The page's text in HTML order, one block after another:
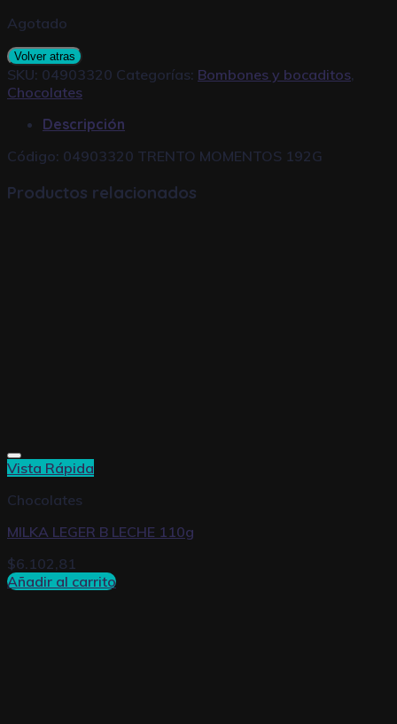
Agotado
Volver atras
SKU: 04903320 Categorías: Bombones y bocaditos,
Chocolates
Descripción
Código: 04903320 TRENTO MOMENTOS 192G
Productos relacionados
Vista Rápida
Chocolates
MILKA LEGER B LECHE 110g
$6.102,81
Añadir al carrito